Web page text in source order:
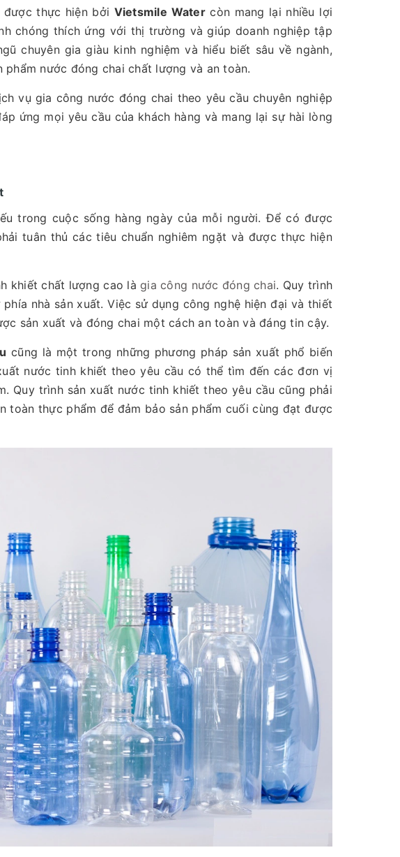
được thực hiện bởi Vietsmile Watercòn mang lại nhiều lợi
chóng thích ứng với thị trường và giúp doanh nghiệp tập
chuyên gia giàu kinh nghiệm và hiểu biết sâu về ngành,
nước đóng chai chất lượng và an toàn.
vụ gia công nước đóng chai theo yêu cầu chuyên nghiệp
ứng mọi yêu cầu của khách hàng và mang lại sự hài lòng
trong cuộc sống hàng ngày của mỗi người. Để có được
tuân thủ các tiêu chuẩn nghiêm ngặt và được thực hiện
khiết chất lượng cao làgia công nước đóng chai. Quy trình
nhà sản xuất. Việc sử dụng công nghệ hiện đại và thiết
sản xuất và đóng chai một cách an toàn và đáng tin cậy.
cũng là một trong những phương pháp sản xuất phổ biến
nước tinh khiết theo yêu cầu có thể tìm đến các đơn vị
Quy trình sản xuất nước tinh khiết theo yêu cầu cũng phải
toàn thực phẩm để đảm bảo sản phẩm cuối cùng đạt được